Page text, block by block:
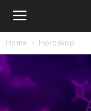
Home Horoskop